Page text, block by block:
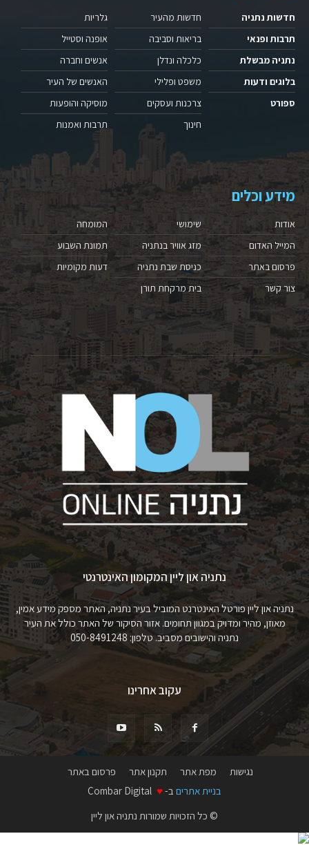
חדשות נתניה
תרבות ופנאי
נתניה מבשלת
בלוגים ודעות
ספורט
חדשות מהעיר
בריאות וסביבה
כלכלה ונדלן
משפט ופלילי
צרכנות ועסקים
חינוך
גלריות
אופנה וסטייל
אנשים וחברה
האנשים של העיר
מוסיקה והופעות
תרבות ואמנות
מידע וכלים
אודות
המייל האדום
פרסום באתר
צור קשר
שימושי
מזג אוויר בנתניה
כניסת שבת נתניה
בית מרקחת תורן
המומחה
תמונת השבוע
דעות מקומיות
נתניה און ליין המקומון האינטרנטי
נתניה און ליין פורטל האינטרנט המוביל בעיר נתניה, האתר מספק מידע אמין,
מאוזן, מהיר ומדויק במגוון תחומים. אזור הסיקור של האתר כולל את העיר
נתניה והישובים מסביב. טלפון: 050-8491248
עקוב אחרינו
נגישות מפת אתר תקנון אתר
פרסום באתר
בניית אתרים ב- ♥
© כל הזכויות שמורות נתניה און ליין